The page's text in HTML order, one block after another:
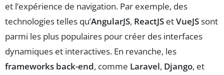
et l’expérience de navigation. Par exemple, des
technologies telles qu’AngularJS, ReactJS etVueJSsont
parmi les plus populaires pour créer des interfaces
dynamiques et interactives. En revanche, les
frameworks back-end, comme Laravel, Django, et